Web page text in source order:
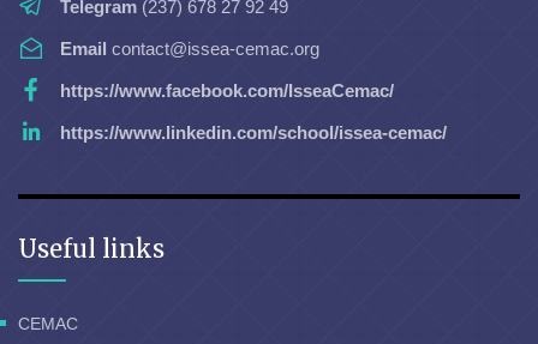
Telegram (237) 678 27 92 49
Email contact@issea-cemac.org
https://www.facebook.com/IsseaCemac/
https://www.linkedin.com/school/issea-cemac/
Useful links
CEMAC